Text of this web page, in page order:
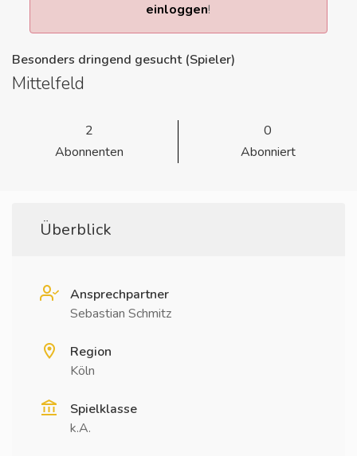
einloggen!
Besonders dringend gesucht (Spieler)
Mittelfeld
2
Abonnenten
0
Abonniert
Überblick
Ansprechpartner
Sebastian Schmitz
Region
Köln
Spielklasse
k.A.